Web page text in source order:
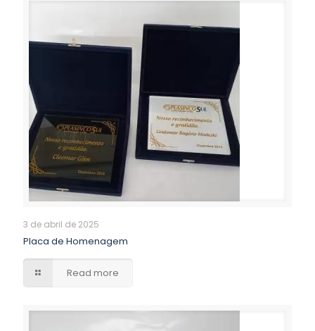
3 de abril de 2025
Placa de Homenagem
Read more